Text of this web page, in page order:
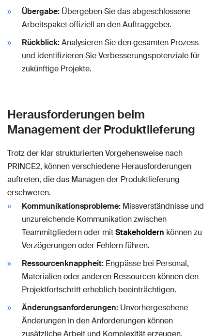
Übergabe: Übergeben Sie das abgeschlossene
Arbeitspaket offiziell an den Auftraggeber.
Rückblick:Analysieren Sie den gesamten Prozess
und identifizieren Sie Verbesserungspotenziale für
zukünftige Projekte.
Herausforderungen beim
Management der Produktlieferung
Trotz der klar strukturierten Vorgehensweise nach
PRINCE2, können verschiedene Herausforderungen
auftreten, die das Managen der Produktlieferung
erschweren.
Kommunikationsprobleme: Missverständnisse und
unzureichende Kommunikation zwischen
Teammitgliedern oder mitStakeholdern können zu
Verzögerungen oder Fehlern führen.
Ressourcenknappheit: Engpässe bei Personal,
Materialien oder anderen Ressourcen können den
Projektfortschritt erheblich beeinträchtigen.
Änderungsanforderungen: Unvorhergesehene
Änderungen in den Anforderungen können
zusätzliche Arbeit und Komplexität erzeugen.